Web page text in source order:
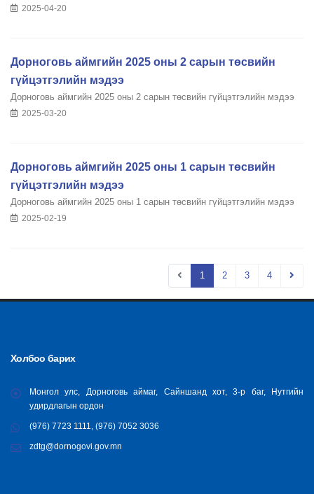
2025-04-20
Дорноговь аймгийн 2025 оны 2 сарын төсвийн
гүйцэтгэлийн мэдээ
Дорноговь аймгийн 2025 оны 2 сарын төсвийн гүйцэтгэлийн мэдээ
2025-03-20
Дорноговь аймгийн 2025 оны 1 сарын төсвийн
гүйцэтгэлийн мэдээ
Дорноговь аймгийн 2025 оны 1 сарын төсвийн гүйцэтгэлийн мэдээ
2025-02-19
1 2 3 4
Холбоо барих
Монгол улс, Дорноговь аймаг, Сайншанд хот, 3-р баг, Нутгийн
удирдлагын ордон
(976) 7723 1111, (976) 7052 3036
zdtg@dornogovi.gov.mn